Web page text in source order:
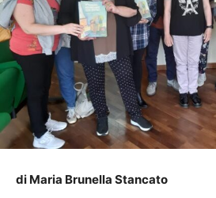
di Maria Brunella Stancato